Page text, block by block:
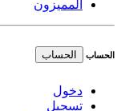
المميزون
الحساب الحساب
دخول
تسجيل